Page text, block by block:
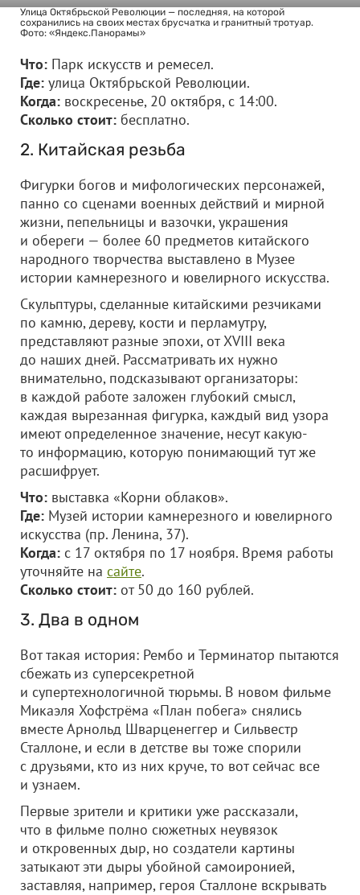
Улица Октябрьской Революции — последняя, на которой
сохранились на своих местах брусчатка и гранитный тротуар.
Фото: «Яндекс.Панорамы»
Что: Парк искусств и ремесел.
Где: улица Октябрьской Революции.
Когда: воскресенье, 20 октября, с 14:00.
Сколько стоит: бесплатно.
2. Китайская резьба
Фигурки богов и мифологических персонажей,
панно со сценами военных действий и мирной
жизни, пепельницы и вазочки, украшения
и обереги — более 60 предметов китайского
народного творчества выставлено в Музее
истории камнерезного и ювелирного искусства.
Скульптуры, сделанные китайскими резчиками
по камню, дереву, кости и перламутру,
представляют разные эпохи, от XVIII века
до наших дней. Рассматривать их нужно
внимательно, подсказывают организаторы:
в каждой работе заложен глубокий смысл,
каждая вырезанная фигурка, каждый вид узора
имеют определенное значение, несут какую-
то информацию, которую понимающий тут же
расшифрует.
Что: выставка «Корни облаков».
Где: Музей истории камнерезного и ювелирного
искусства (пр. Ленина, 37).
Когда: с 17 октября по 17 ноября. Время работы
уточняйте на сайте.
Сколько стоит: от 50 до 160 рублей.
3. Два в одном
Вот такая история: Рембо и Терминатор пытаются
сбежать из суперсекретной
и супертехнологичной тюрьмы. В новом фильме
Микаэля Хофстрёма «План побега» снялись
вместе Арнольд Шварценеггер и Сильвестр
Сталлоне, и если в детстве вы тоже спорили
с друзьями, кто из них круче, то вот сейчас все
и узнаем.
Первые зрители и критики уже рассказали,
что в фильме полно сюжетных неувязок
и откровенных дыр, но создатели картины
затыкают эти дыры убойной самоиронией,
заставляя, например, героя Сталлоне вскрывать